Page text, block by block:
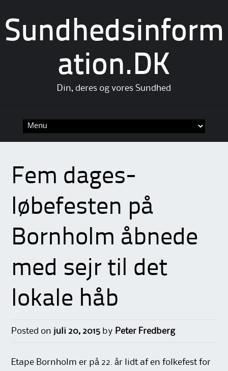
Sundhedsinform
ation.DK
Din, deres og vores Sundhed
Fem dages-
løbefesten på
Bornholm åbnede
med sejr til det
lokale håb
Posted on juli 20, 2015 by Peter Fredberg
Etape Bornholm er på 22. år lidt af en folkefest for